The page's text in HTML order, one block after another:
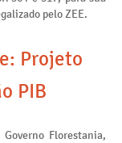
pelo ZEE.
Projeto
PIB
Florestania,